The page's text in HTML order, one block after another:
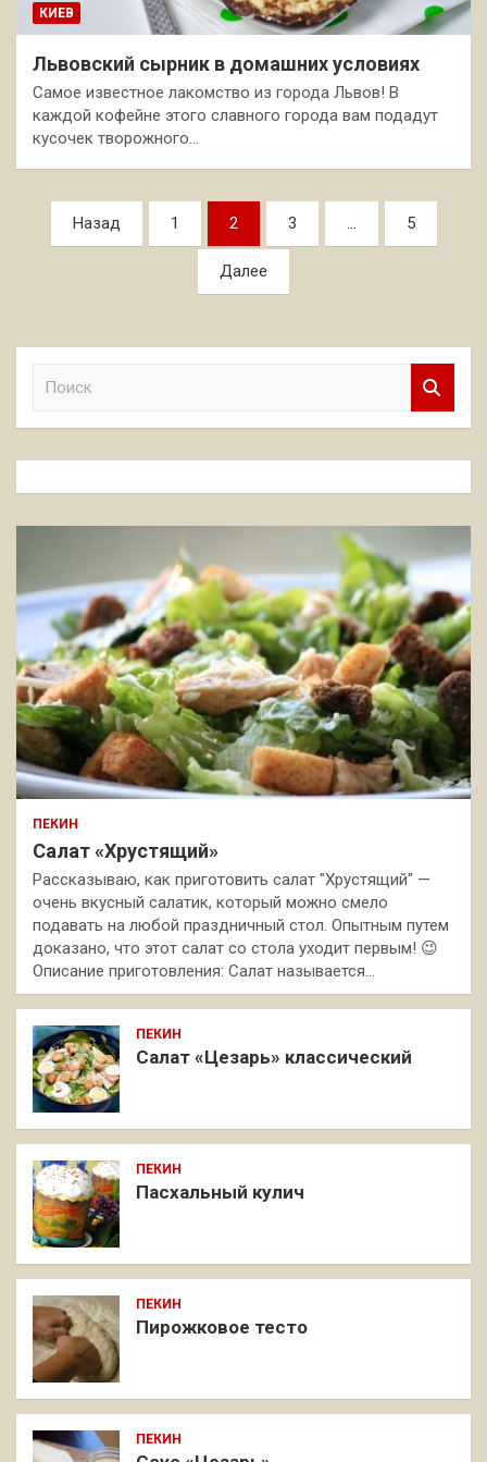
КИЕВ
Львовский сырник в домашних условиях
Самое известное лакомство из города Львов! В
каждой кофейне этого славного города вам подадут
кусочек творожного…
Пагинация
записей
Назад 1 2 3 … 5
Далее
к
ПЕКИН
Салат «Хрустящий»
Рассказываю, как приготовить салат "Хрустящий" —
очень вкусный салатик, который можно смело
подавать на любой праздничный стол. Опытным путем
доказано, что этот салат со стола уходит первым! 😉
Описание приготовления: Салат называется…
ПЕКИН
Салат «Цезарь» классический
ПЕКИН
Пасхальный кулич
ПЕКИН
Пирожковое тесто
ПЕКИН